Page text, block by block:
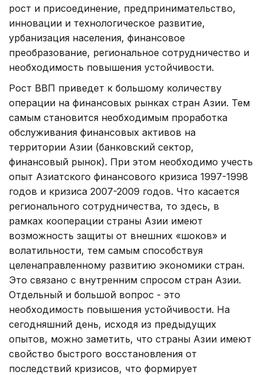
рост и присоединение, предпринимательство,
инновации и технологическое развитие,
урбанизация населения, финансовое
преобразование, региональное сотрудничество и
необходимость повышения устойчивости.
Рост ВВП приведет к большому количеству
операции на финансовых рынках стран Азии. Тем
самым становится необходимым проработка
обслуживания финансовых активов на
территории Азии (банковский сектор,
финансовый рынок). При этом необходимо учесть
опыт Азиатского финансового кризиса 1997-1998
годов и кризиса 2007-2009 годов. Что касается
регионального сотрудничества, то здесь, в
рамках кооперации страны Азии имеют
возможность защиты от внешних «шоков» и
волатильности, тем самым способствуя
целенаправленному развитию экономики стран.
Это связано с внутренним спросом стран Азии.
Отдельный и большой вопрос - это
необходимость повышения устойчивости. На
сегодняшний день, исходя из предыдущих
опытов, можно заметить, что страны Азии имеют
свойство быстрого восстановления от
последствий кризисов, что формирует